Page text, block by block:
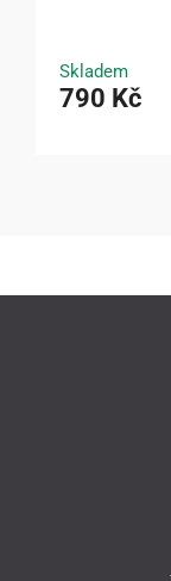
Skladem
790 Kč